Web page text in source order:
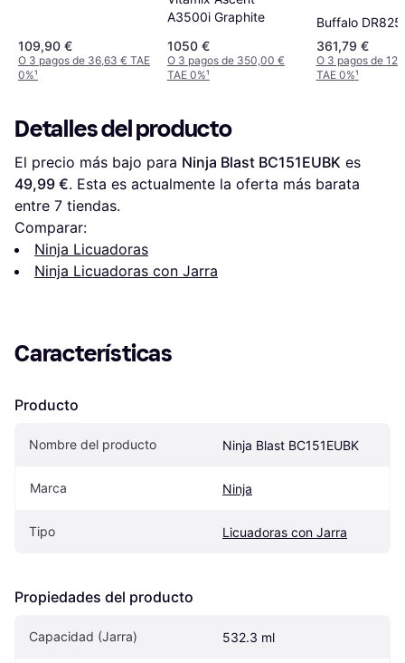
109,90 €
O 3 pagos de 36,63 € TAE
0%¹
A3500i Graphite
1050 €
O 3 pagos de 350,00 €
TAE 0%¹
Buffalo DR825
361,79 €
O 3 pagos de
TAE 0%¹
Detalles del producto
El precio más bajo para Ninja Blast BC151EUBK
49,99 €. Esta es actualmente la oferta más barata
entre 7 tiendas.
Comparar:
Ninja Licuadoras
Ninja Licuadoras con Jarra
Características
Producto
Nombre del producto Ninja Blast BC151EUBK
Marca Ninja
Tipo Licuadoras con Jarra
Propiedades del producto
Capacidad (Jarra) 532.3 ml